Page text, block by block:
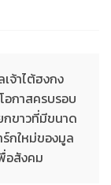
จ้าไต้ฮงกง
อกาสครบรอบ
กขาวที่มีขนาด
กใหม่ของมูล
อสังคม